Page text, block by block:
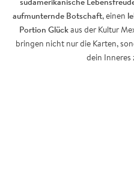
aufmunternde Botschaft, einen
Portion Glückaus der Kultur
bringen nicht nur die Karten,
dein Inneres